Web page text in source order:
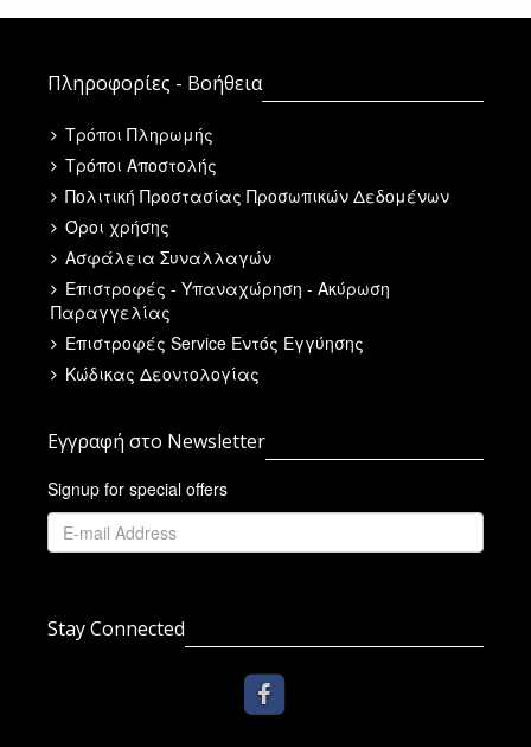
Πληροφορίες - Βοήθεια
Τρόποι Πληρωμής
Τρόποι Αποστολής
Πολιτική Προστασίας Προσωπικών Δεδομένων
Όροι χρήσης
Ασφάλεια Συναλλαγών
Επιστροφές - Υπαναχώρηση - Ακύρωση
Παραγγελίας
Επιστροφές Service Εντός Εγγύησης
Κώδικας Δεοντολογίας
Εγγραφή στο Newsletter
Signup for special offers
Stay Connected